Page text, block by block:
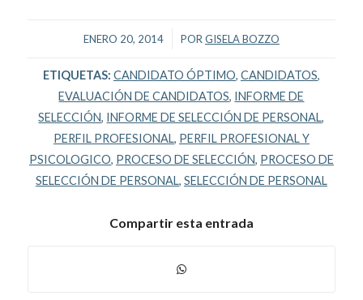
ENERO 20, 2014
/ POR GISELA BOZZO
ETIQUETAS: CANDIDATO ÓPTIMO, CANDIDATOS,
EVALUACIÓN DE CANDIDATOS, INFORME DE
SELECCIÓN, INFORME DE SELECCIÓN DE PERSONAL,
PERFIL PROFESIONAL, PERFIL PROFESIONAL Y
PSICOLOGICO, PROCESO DE SELECCIÓN, PROCESO DE
SELECCIÓN DE PERSONAL, SELECCIÓN DE PERSONAL
Compartir esta entrada